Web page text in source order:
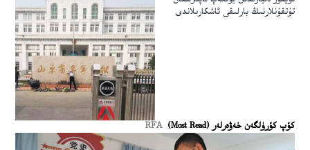
تۇتقۇنلارنىڭ بارلىقى ئاشكارىلاندى
كۆپ كۆرۈلگەن خەۋەرلەر (Most Read) RFA